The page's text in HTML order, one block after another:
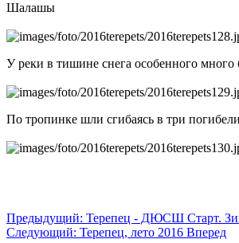
Шалашы
У реки в тишине снега особенного много
По тропинке шли сгибаясь в три
Предыдущий: Терепец - ДЮСШ Старт.
Следующий: Терепец, лето 2016 Вперед